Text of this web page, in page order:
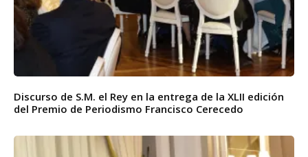
Discurso de S.M. el Rey en la entrega de la XLII edición
del Premio de Periodismo Francisco Cerecedo